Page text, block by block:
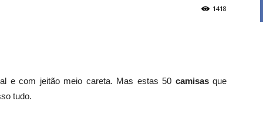
1418
e com jeitão meio careta. Mas estas 50 camisasque
tudo.